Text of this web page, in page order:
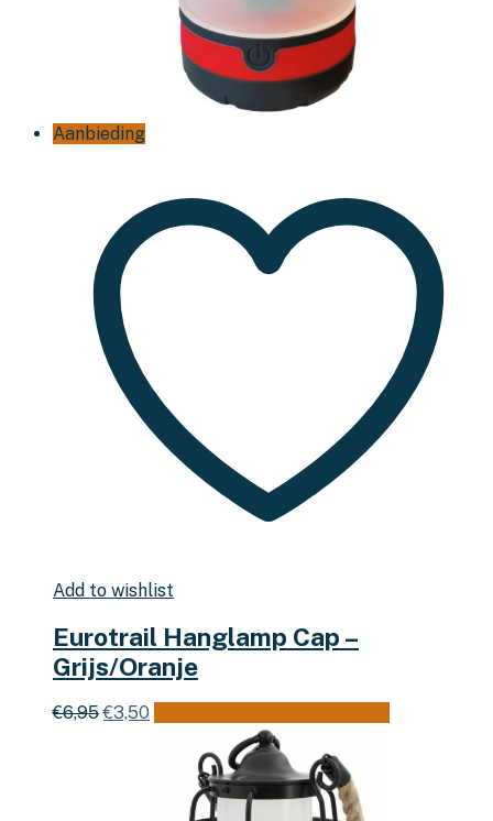
Aanbieding
Add to wishlist
Eurotrail Hanglamp Cap –
Grijs/Oranje
€6,95Oorspronkelijke
€3,50
€3,50.